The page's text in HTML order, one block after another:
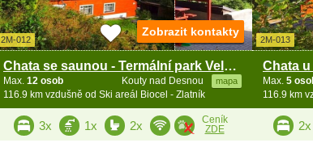
2M-012
Chata se saunou - Termální park Velké Losiny
Kouty nad Desnou mapa
Max. 12 osob
116.9 km vzdušně od Ski areál Biocel - Zlatník
Zobrazit kontakty
3x 1x 2x
Ceník
ZDE
2M-013
Max. 5
116.9 km
2x